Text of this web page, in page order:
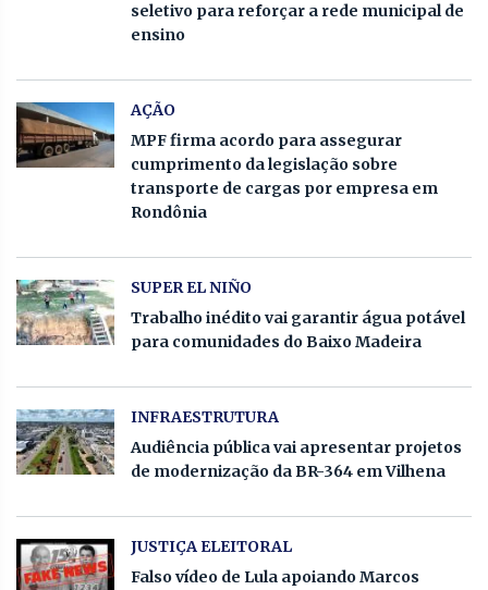
seletivo para reforçar a rede municipal de
ensino
AÇÃO
MPF firma acordo para assegurar
cumprimento da legislação sobre
transporte de cargas por empresa em
Rondônia
SUPER EL NIÑO
Trabalho inédito vai garantir água potável
para comunidades do Baixo Madeira
INFRAESTRUTURA
Audiência pública vai apresentar projetos
de modernização da BR-364 em Vilhena
JUSTIÇA ELEITORAL
Falso vídeo de Lula apoiando Marcos